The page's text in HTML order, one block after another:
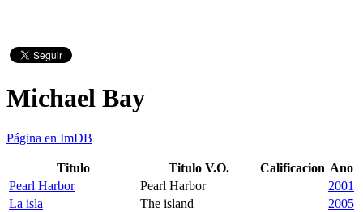
Michael Bay
Página en ImDB
Titulo Titulo V.O. Calificacion Ano
Pearl Harbor
Pearl Harbor
2001
La isla
The island
2005